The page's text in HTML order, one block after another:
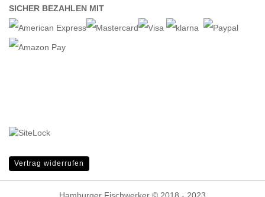
SICHER BEZAHLEN MIT
Vertrag widerrufen